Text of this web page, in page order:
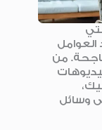
من
وسائل